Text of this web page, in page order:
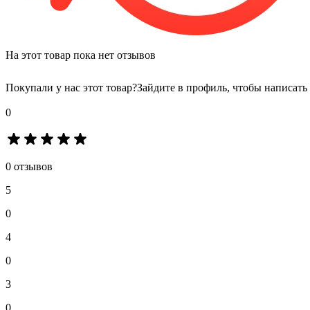
На этот товар пока нет отзывов
Покупали у нас этот товар?Зайдите в профиль, чтобы написать
0
0 отзывов
5
0
4
0
3